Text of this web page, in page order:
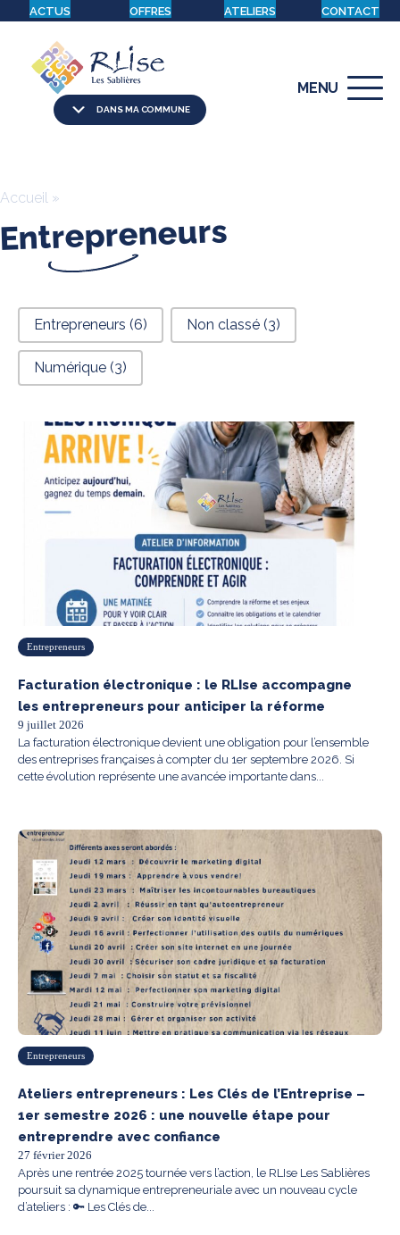
ACTUS OFFRES ATELIERS CONTACT
DANS MA COMMUNE
MENU
Accueil »
Entrepreneurs
filtre articles
Entrepreneurs (6) Non classé (3)
Numérique (3)
Entrepreneurs
Facturation électronique : le RLIse accompagne
les entrepreneurs pour anticiper la réforme
9 juillet 2026
La facturation électronique devient une obligation pour l’ensemble
des entreprises françaises à compter du 1er septembre 2026. Si
cette évolution représente une avancée importante dans...
Entrepreneurs
Ateliers entrepreneurs : Les Clés de l’Entreprise –
1er semestre 2026 : une nouvelle étape pour
entreprendre avec confiance
27 février 2026
Après une rentrée 2025 tournée vers l’action, le RLIse Les Sablières
poursuit sa dynamique entrepreneuriale avec un nouveau cycle
d’ateliers : 🔑 Les Clés de...